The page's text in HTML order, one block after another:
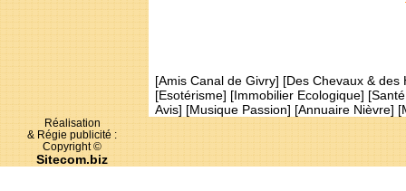
[Amis Canal de Givry] [Des Chevaux & des
[Esotérisme] [Immobilier Ecologique] [
Avis] [Musique Passion] [Annuaire Nièvre] [
Réalisation
& Régie publicité :
Copyright ©
Sitecom.biz